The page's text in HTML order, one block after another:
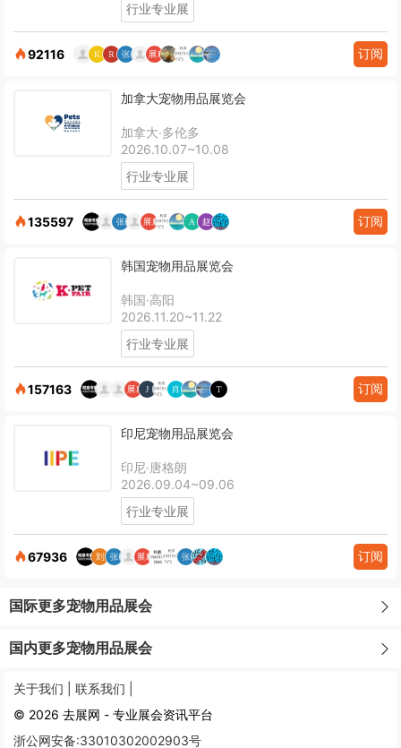
行业专业展
92116 订阅
加拿大宠物用品展览会
加拿大·多伦多
2026.10.07~10.08
行业专业展
135597 订阅
韩国宠物用品展览会
韩国·高阳
2026.11.20~11.22
行业专业展
157163 订阅
印尼宠物用品展览会
印尼·唐格朗
2026.09.04~09.06
行业专业展
67936 订阅
国际更多宠物用品展会
国内更多宠物用品展会
关于我们 | 联系我们 |
© 2026 去展网 - 专业展会资讯平台
浙公网安备:33010302002903号